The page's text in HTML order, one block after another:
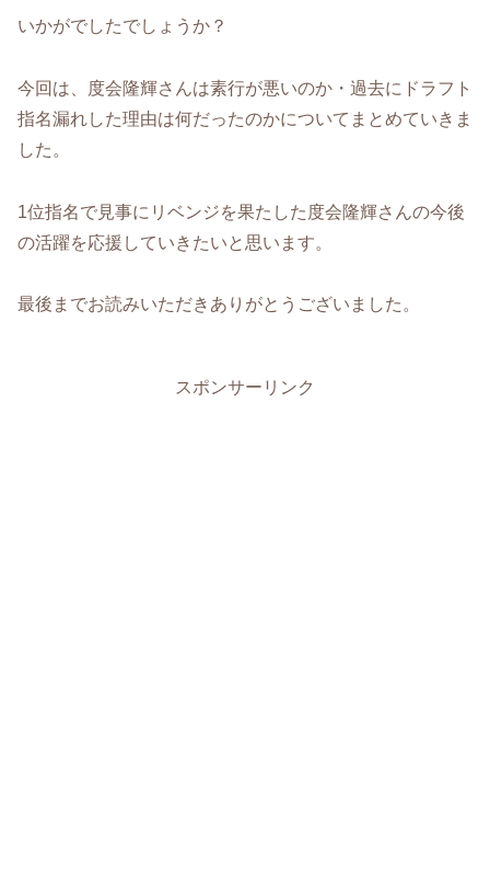
いかがでしたでしょうか？
今回は、度会隆輝さんは素行が悪いのか・過去にドラフト
指名漏れした理由は何だったのかについてまとめていきま
した。
1位指名で見事にリベンジを果たした度会隆輝さんの今後
の活躍を応援していきたいと思います。
最後までお読みいただきありがとうございました。
スポンサーリンク